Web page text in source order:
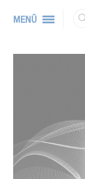
MENÜ